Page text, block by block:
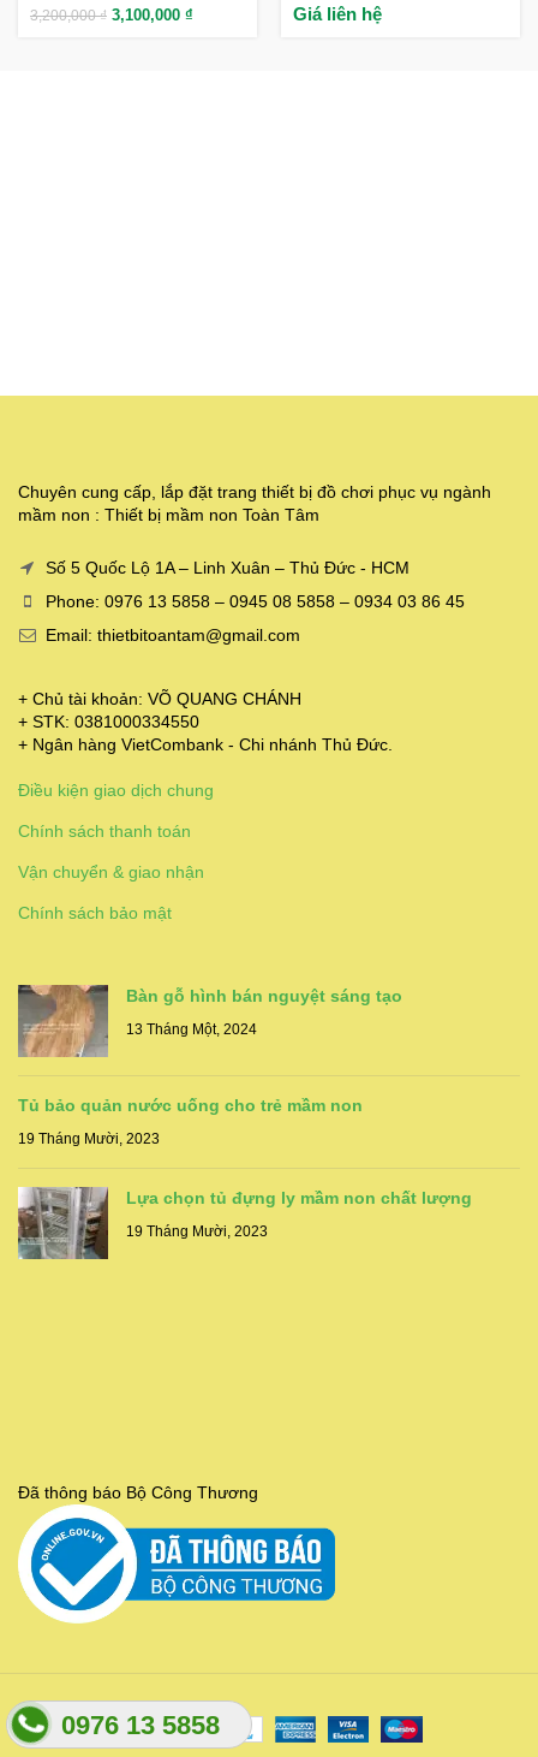
0976 13 5858
3,200,000₫ 3,100,000 ₫ Giá liên hệ
Chuyên cung cấp, lắp đặt trang thiết bị đồ chơi phục vụ ngành
mầm non : Thiết bị mầm non Toàn Tâm
Số 5 Quốc Lộ 1A – Linh Xuân – Thủ Đức - HCM
Phone: 0976 13 5858 – 0945 08 5858 – 0934 03 86 45
Email: thietbitoantam@gmail.com
+ Chủ tài khoản: VÕ QUANG CHÁNH
+ STK: 0381000334550
+ Ngân hàng VietCombank - Chi nhánh Thủ Đức.
Điều kiện giao dịch chung
Chính sách thanh toán
Vận chuyển & giao nhận
Chính sách bảo mật
Bàn gỗ hình bán nguyệt sáng tạo
13 Tháng Một, 2024
Tủ bảo quản nước uống cho trẻ mầm non
19 Tháng Mười, 2023
Lựa chọn tủ đựng ly mầm non chất lượng
19 Tháng Mười, 2023
Đã thông báo Bộ Công Thương